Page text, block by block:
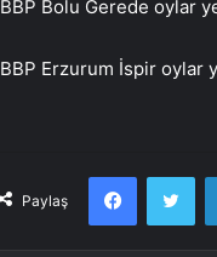
BBP Bolu Gerede oylar
BBP Erzurum İspir oylar
Paylaş
Facebook